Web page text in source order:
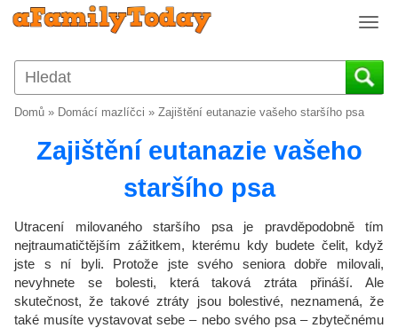
T
g
g
g
a
t
i
o
n
Domů » Domácí mazlíčci » Zajištění eutanazie vašeho staršího psa
Zajištění eutanazie vašeho
staršího psa
Utracení milovaného staršího psa je pravděpodobně tím
nejtraumatičtějším zážitkem, kterému kdy budete čelit, když
jste s ní byli. Protože jste svého seniora dobře milovali,
nevyhnete se bolesti, která taková ztráta přináší. Ale
skutečnost, že takové ztráty jsou bolestivé, neznamená, že
také musíte vystavovat sebe – nebo svého psa – zbytečnému